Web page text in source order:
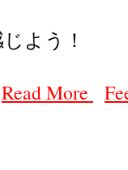
よう！
Read More